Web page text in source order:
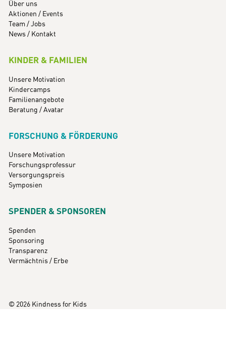
Über uns
Aktionen / Events
Team / Jobs
News / Kontakt
KINDER & FAMILIEN
Unsere Motivation
Kindercamps
Familienangebote
Beratung / Avatar
FORSCHUNG & FÖRDERUNG
Unsere Motivation
Forschungsprofessur
Versorgungspreis
Symposien
SPENDER & SPONSOREN
Spenden
Sponsoring
Transparenz
Vermächtnis / Erbe
© 2026 Kindness for Kids